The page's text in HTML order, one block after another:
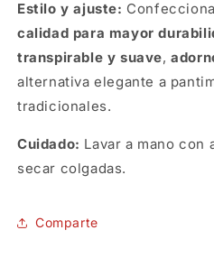
Estilo y ajuste:
calidad para mayor
transpirable y suave,
alternativa elegante a
tradicionales.
Cuidado: Lavar a mano con
secar colgadas.
SKU:Comparte